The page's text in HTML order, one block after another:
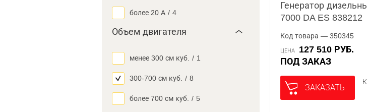
более 20 А / 4
Объем двигателя
менее 300 см куб. / 1
300-700 см куб. / 8
более 700 см куб. / 5
Генератор
7000 DA ES 838212
Код товара — 350345
ЦЕНА
127 510 РУБ.
ПОД ЗАКАЗ
ЗАКАЗАТЬ